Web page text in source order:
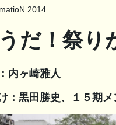
2014
だ！祭り
内ヶ崎雅人
：黒田勝史、１５期